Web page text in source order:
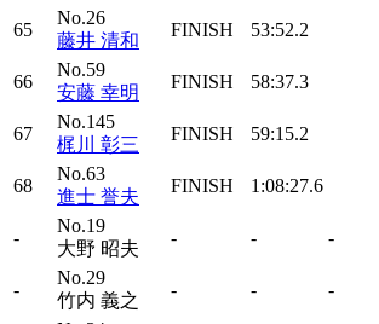
65
No.26
藤井 清和
FINISH 53:52.2
66
No.59
安藤 幸明
FINISH 58:37.3
67
No.145
梶川 彰三
FINISH 59:15.2
68
No.63
進士 誉夫
FINISH 1:08:27.6
-
No.19
大野 昭夫
- - -
-
No.29
竹内 義之
- - -